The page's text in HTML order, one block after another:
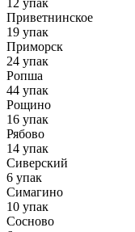
12 упак
Приветнинское
19 упак
Приморск
24 упак
Ропша
44 упак
Рощино
16 упак
Рябово
14 упак
Сиверский
6 упак
Симагино
10 упак
Сосново